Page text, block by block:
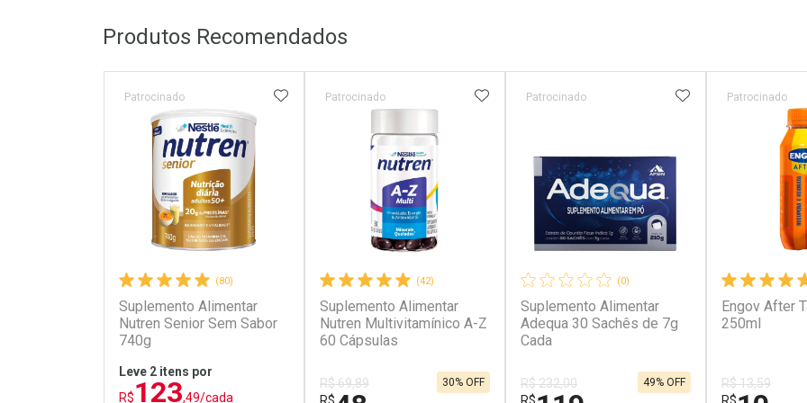
Produtos Recomendados
(80)
Suplemento Alimentar
Nutren Senior Sem Sabor
740g
Patrocinado
Leve 2 itens por
R$123,49/cada
ADICIONAR AOS FAVORITOS
(42)
Suplemento Alimentar
Nutren Multivitamínico A-Z
60 Cápsulas
Patrocinado
R$ 69,89
30% OFF
ADICIONAR AOS FAVORITOS
(0)
Suplemento Alimentar
Adequa 30 Sachês de 7g
Cada
Patrocinado
R$ 232,00
49% OFF
ADICIONAR AOS
Engov After
250ml
Patrocinado
R$ 13,59